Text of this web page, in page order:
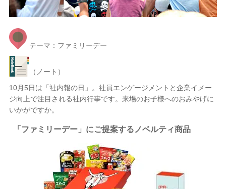
テーマ：ファミリーデー
（ノート）
10月5日は「社内報の日」。社員エンゲージメントと企業イメー
ジ向上で注目される社内行事です。来場のお子様へのおみやげに
いかがですか。
「ファミリーデー」にご提案するノベルティ商品